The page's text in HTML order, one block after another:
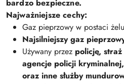
bardzo bezpieczne.
Najważniejsze cechy:
Gaz pieprzowy w postaci
Najsilniejszy gaz
Używany przez policję,
agencje policji
oraz inne służby